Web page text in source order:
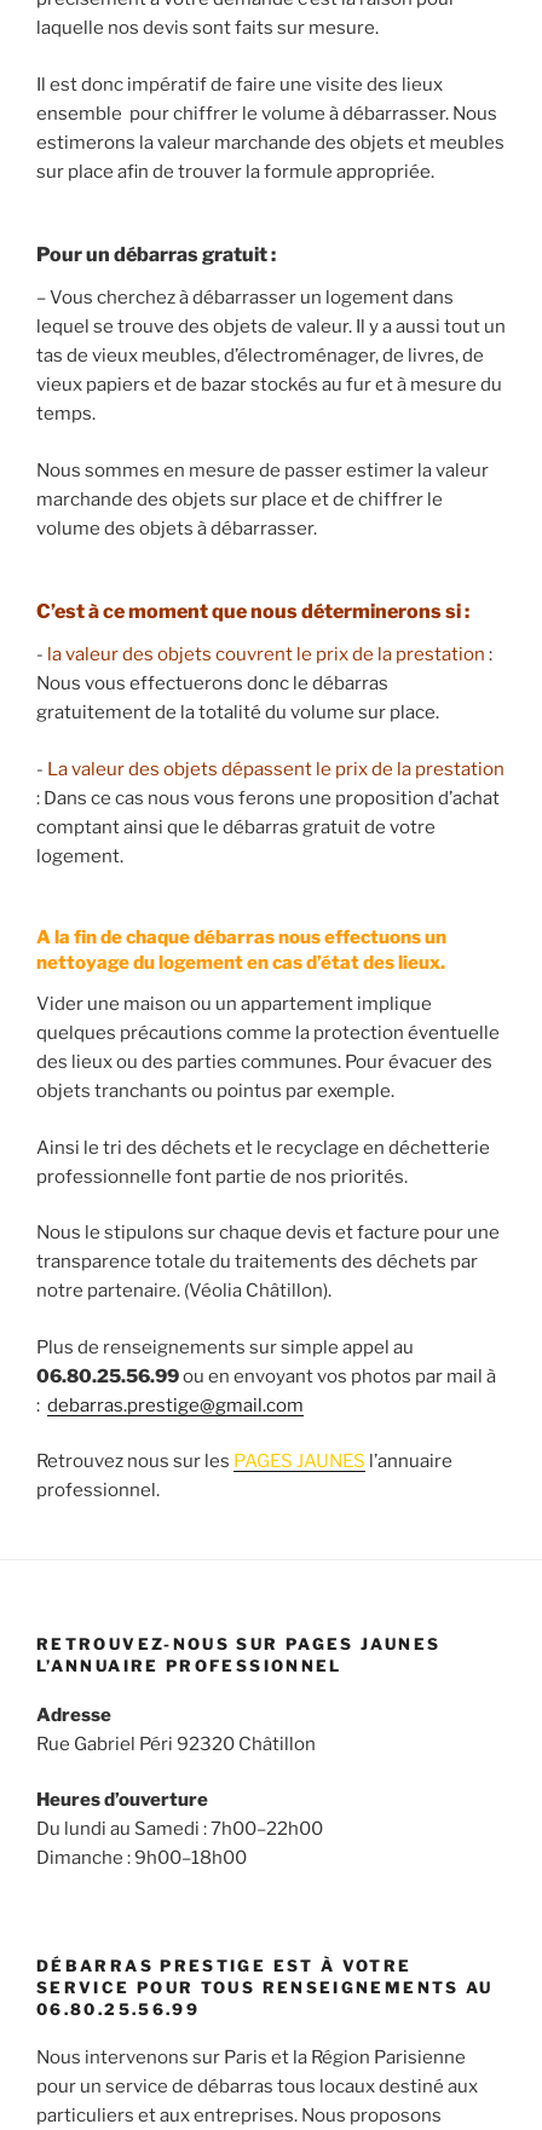
laquelle nos devis sont faits sur mesure.
Il est donc impératif de faire une visite des lieux
ensemble pour chiffrer le volume à débarrasser. Nous
estimerons la valeur marchande des objets et meubles
sur place afin de trouver la formule appropriée.
Pour un débarras gratuit:
– Vous cherchez à débarrasser un logement dans
lequel se trouve des objets de valeur. Il y a aussi tout un
tas de vieux meubles, d’électroménager, de livres, de
vieux papiers et de bazar stockés au fur et à mesure du
temps.
Nous sommes en mesure de passer estimer la valeur
marchande des objets sur place et de chiffrer le
volume des objets à débarrasser.
​C’est à ce moment que nous déterminerons si :
​- la valeur des objets couvrent le prix de la prestation :
Nous vous effectuerons donc le débarras
gratuitement de la totalité du volume sur place.
​- La valeur des objets dépassent le prix de la prestation
: Dans ce cas nous vous ferons une proposition d’achat
comptant ainsi que le débarras gratuit de votre
logement.
A la fin de chaque débarras nous effectuons un
nettoyage du logement en cas d’état des lieux.
Vider une maison ou un appartement implique
quelques précautions comme la protection éventuelle
des lieux ou des parties communes. Pour évacuer des
objets tranchants ou pointus par exemple.
Ainsi le tri des déchets et le recyclage en déchetterie
professionnelle font partie de nos priorités.
Nous le stipulons sur chaque devis et facture pour une
transparence totale du traitements des déchets par
notre partenaire. (Véolia Châtillon).
​Plus de renseignements sur simple appel au
06.80.25.56.99ou en envoyant vos photos par mail à
: debarras.prestige@gmail.com
Retrouvez nous sur les PAGES JAUNES l’annuaire
professionnel.
RETROUVEZ-NOUS SUR PAGES JAUNES
L’ANNUAIRE PROFESSIONNEL
Adresse
Rue Gabriel Péri 92320 Châtillon
Heures d’ouverture
Du lundi au Samedi : 7h00–22h00
Dimanche : 9h00–18h00
DÉBARRAS PRESTIGE EST À VOTRE
SERVICE POUR TOUS RENSEIGNEMENTS AU
06.80.25.56.99
Nous intervenons sur Paris et la Région Parisienne
pour un service de débarras tous locaux destiné aux
particuliers et aux entreprises. Nous proposons